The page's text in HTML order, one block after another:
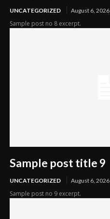
UNCATEGORIZED August 6, 2026
Sample post no 8 excerpt.
Sample post title 9
UNCATEGORIZED August 6, 2026
Sample post no 9 excerpt.